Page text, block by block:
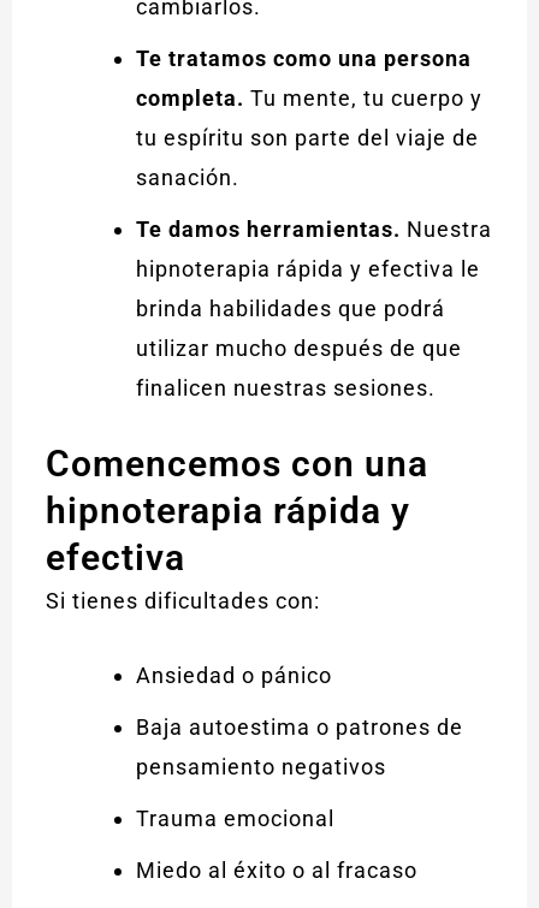
cambiarlos.
Te tratamos como una persona
completa. Tu mente, tu cuerpo y
tu espíritu son parte del viaje de
sanación.
Te damos herramientas. Nuestra
hipnoterapia rápida y efectiva le
brinda habilidades que podrá
utilizar mucho después de que
finalicen nuestras sesiones.
Comencemos con una
hipnoterapia rápida y
efectiva
Si tienes dificultades con:
Ansiedad o pánico
Baja autoestima o patrones de
pensamiento negativos
Trauma emocional
Miedo al éxito o al fracaso